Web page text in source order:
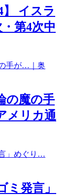
】 イスラ
第4次中
の魔の手
メリカ通
ミ発言」